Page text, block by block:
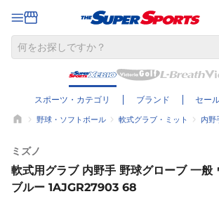
スポーツ・カテゴリ ブランド セー
野球・ソフトボール 軟式グラブ・ミット 内野
ミズノ
軟式用グラブ 内野手 野球グローブ 一般
ブルー 1AJGR27903 68